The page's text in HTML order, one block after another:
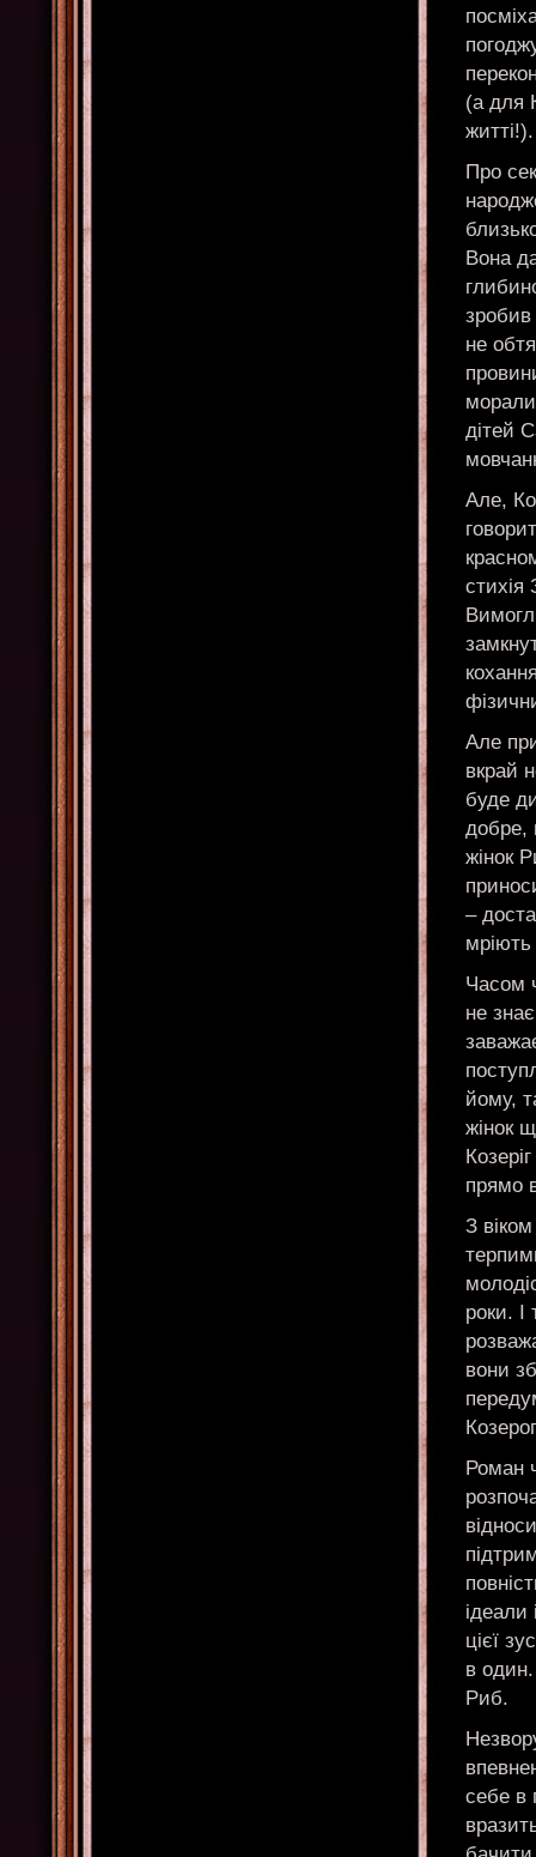
(а для
житті!).
Про
Вона
зробив
не
дітей
Але,
стихія
Але
вкрай
буде
добре,
жінок
–
мріють
Часом
не
йому,
жінок
прямо
З
роки. І
вони
Роман
ідеали
цієї
в
Риб.
себе в